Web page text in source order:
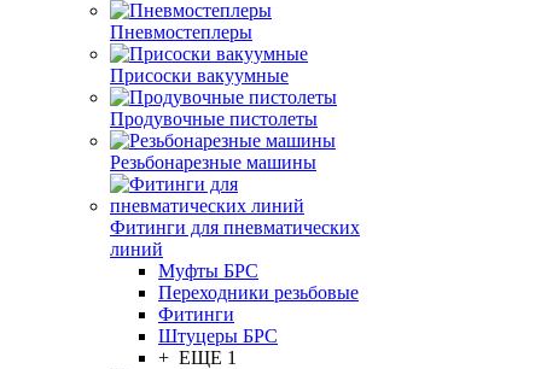
Пневмостеплеры
Присоски вакуумные
Продувочные пистолеты
Резьбонарезные машины
Фитинги для пневматических
линий
Муфты БРС
Переходники резьбовые
Фитинги
Штуцеры БРС
+ ЕЩЕ 1